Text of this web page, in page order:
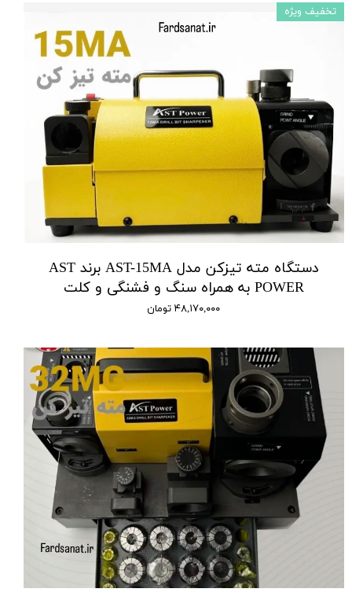
دستگاه مته تیزکن مدل AST-15MA برند AST
POWER به همراه سنگ و فشنگی و کلت
۴۸,۱۷۰,۰۰۰ تومان
تخفیف ویژه